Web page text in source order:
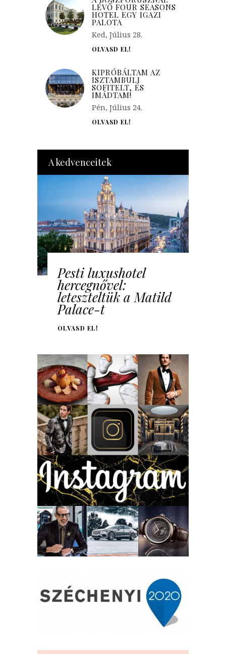
LÉVŐ FOUR SEASONS
HOTEL EGY IGAZI
PALOTA
Ked, Július 28.
OLVASD EL!
KIPRÓBÁLTAM AZ
ISZTAMBULI
SOFITELT, ÉS
IMÁDTAM!
Pén, Július 24.
OLVASD EL!
A kedvenceitek
Pesti luxushotel
hercegnővel:
leteszteltük a Matild
Palace-t
OLVASD EL!